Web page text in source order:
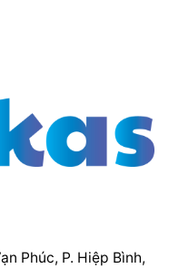
Phúc, P. Hiệp Bình,